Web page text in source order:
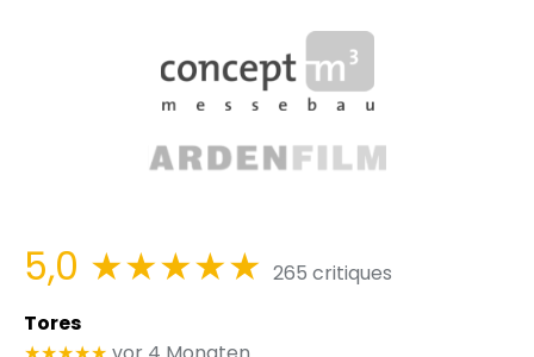
5,0 ★★★★★ 265 critiques
Tores